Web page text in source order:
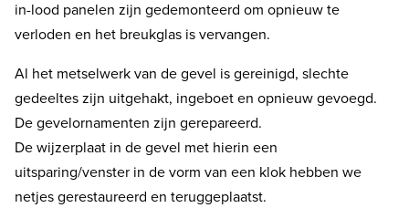
in-lood panelen zijn gedemonteerd om opnieuw te
verloden en het breukglas is vervangen.
Al het metselwerk van de gevel is gereinigd, slechte
gedeeltes zijn uitgehakt, ingeboet en opnieuw gevoegd.
De gevelornamenten zijn gerepareerd.
De wijzerplaat in de gevel met hierin een
uitsparing/venster in de vorm van een klok hebben we
netjes gerestaureerd en teruggeplaatst.